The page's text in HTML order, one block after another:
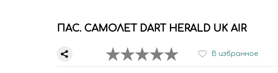
ПАС. САМОЛЕТ DART HERALD UK AIR
В избранное